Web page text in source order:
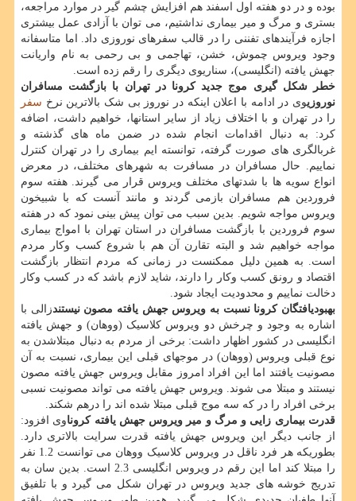
بوده و در دو هفته اول اسفند هم افزایش چشم گیر در موارد مراجعه،
بستری و مرگ و میر بیماری نداشتیم، می توان با آزادی عمل بیشتری
اجازه فرآیندهای تفننی را در قالب سفرهای نوروزی داد. اما متاسفانه
وجود ویروس چموش، خشن، تهاجمی و بی رحمی به نام واریانت
جهش یافته (انگلیسی)، سناریوی دیگری را رقم زده است.
خطر شکل گیری موج جدید کرونا در تهران با بازگشت مسافران
نوروزیوی در ادامه با اعلان اینکه در نوروز بی شک بالاترین نرخ سفر
را در تهران و با اختلاف زیاد از سایر استانها، خواهیم داشت، اضافه
کرد: به دنبال اقدامات انجام شده در ضمن ماه های گذشته و
غربالگری های صورت گرفته، توانسته ایم بیماری را در تهران کنترل
نماییم. حال مسافران در مسافرت به شهرهای مختلف، در معرض
انواع سویه ها با شدتهای مختلف ویروس قرار می گیرند. هفته سوم
فروردین هم مسافران بازمی گردند و مانند آنست که با شبیخون
ویروس مواجه شویم. بدین سبب می توان پیش بینی نمود که در هفته
سوم فروردین با بازگشت مسافران در استان تهران با امواج بیماری
مواجه خواهیم شد و البته تقارن آن هم با شروع کسب وکار مردم
است. به همین دلیل ممکنست در زمانی که مردم انتظار بازگشت
اقتصاد و رونق کسب وکار را دارند، شاید لازم باشد که در کسب وکار
دخالت نماییم و محدودیت ایجاد شود.
بهبودیافتگان کرونا نسبت به ویروس جهش یافته مصون نیستندزالی با
اشاره به وجود و چرخش دو ویروس کلاسیک (ووهان) و جهش یافته
انگلیسی در کشور اظهار داشت: برخی از مردم به دنبال مبتلاشدن به
نوع قبلی ویروس (ووهان) در موجهای قبلی این بیماری، نسبت به آن
مصونیت یافتند اما این افراد امروز مقابل ویروس جهش یافته مصون
نیستند و مبتلا می شوند. ویروس جهش یافته می تواند مصونیت نسبی
برخی افراد را در که سه موج قبلی مبتلا شده اند را درهم شکند.
قدرت بیماری زایی و مرگ و میر ویروس جهش یافته کروناوی افزود:
از جانب دیگر این ویروس جهش یافته قدرت سرایت بالاتری دارد.
بطوریکه هر فرد ناقل در ویروس کلاسیک ووهان می توانست 1.2 نفر
را مبتلا کند اما این رقم در ویروس انگلیسی 2.3 است. بدین سان به
تدریج خوشه های جدید ویروس در تهران شکل می گیرد و با تلفیق